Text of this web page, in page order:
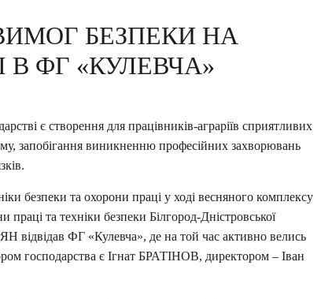
БЕЗПЕКИ НА
В ФГ «КУЛЕВЧА»
є створення для працівників-аграріїв сприятливих
запобігання виникненню професійних захворювань
безпеки та охорони праці у ході весняного комплексу
праці та техніки безпеки Білгород-Дністровської
відвідав ФГ «Кулевча», де на той час активно велись
господарства є Ігнат БРАТІНОВ, директором – Іван